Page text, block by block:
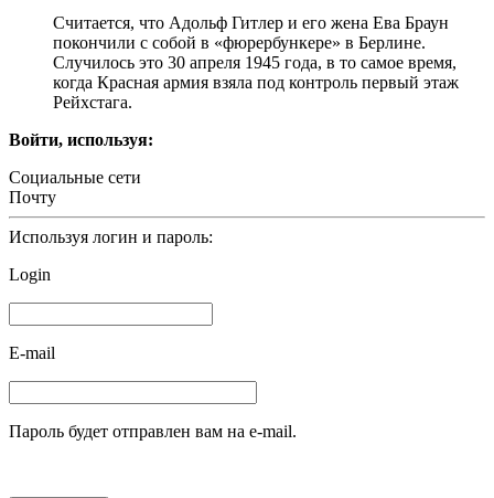
Считается, что Адольф Гитлер и его жена Ева Браун
покончили с собой в «фюрербункере» в Берлине.
Случилось это 30 апреля 1945 года, в то самое время,
когда Красная армия взяла под контроль первый этаж
Рейхстага.
Войти, используя:
Социальные сети
Почту
Используя логин и пароль:
Login
E-mail
Пароль будет отправлен вам на e-mail.